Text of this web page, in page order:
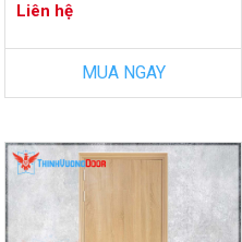
Liên hệ
MUA NGAY